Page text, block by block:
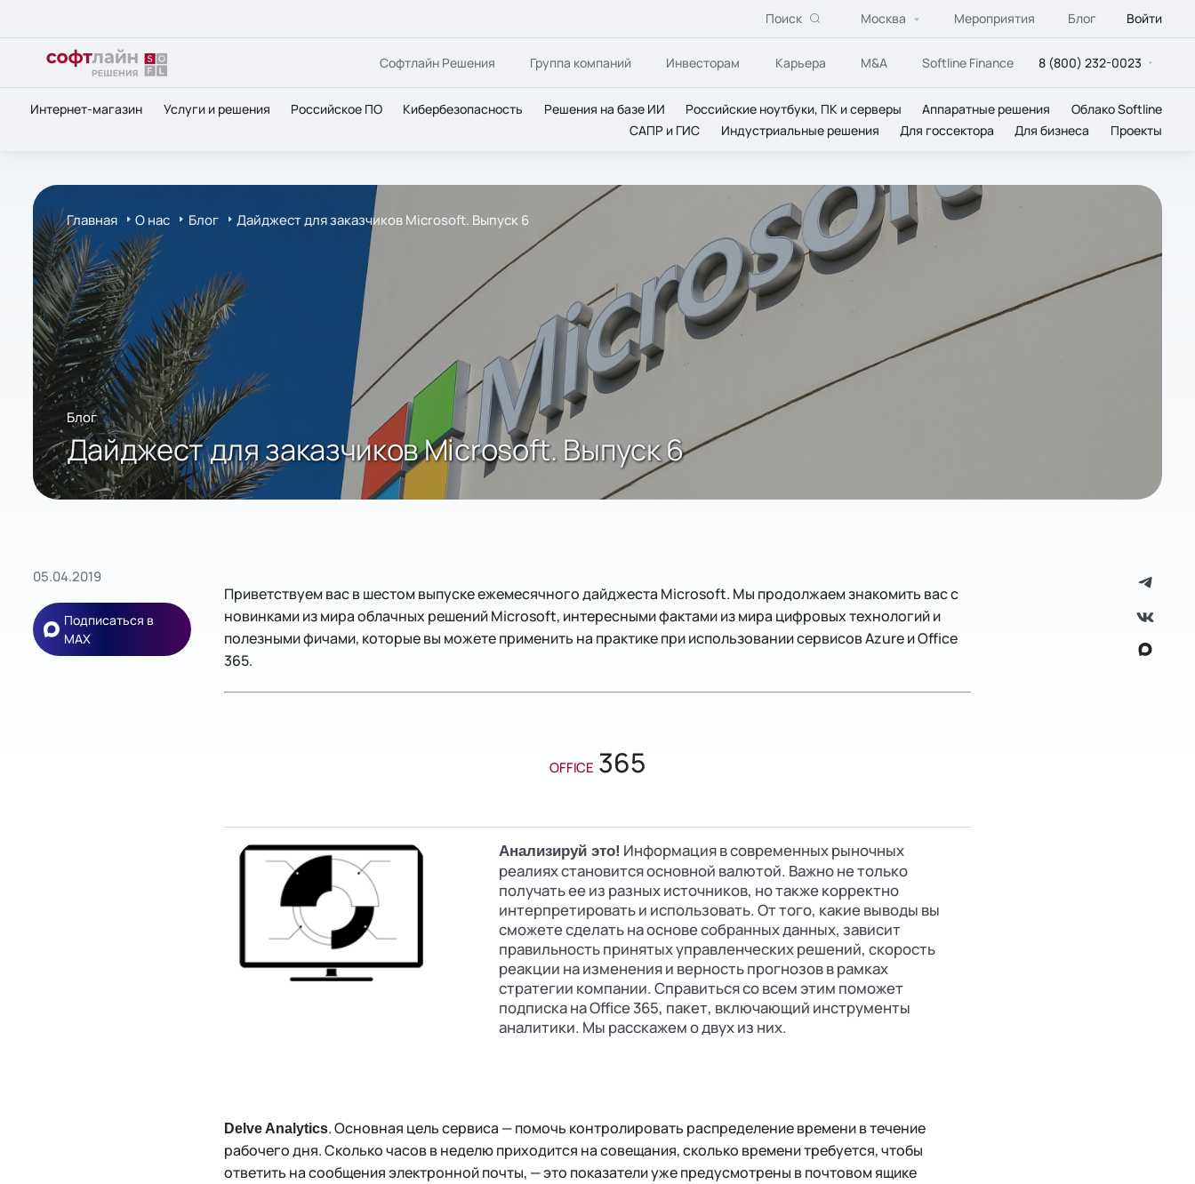
Поиск Москва Мероприятия Блог Войти
Софтлайн Решения Группа компаний Инвесторам Карьера M&A Softline Finance 8 (800) 232-0023
Интернет-магазин Услуги и решения Российское ПО Кибербезопасность Решения на базе ИИ Российские ноутбуки, ПК и серверы Аппаратные решения
Облако Softline
САПР и ГИС
Индустриальные решения Для госсектора Для бизнеса Проекты
Главная О нас Блог Дайджест для заказчиков Microsoft. Выпуск 6
Блог
Дайджест для заказчиков Microsoft. Выпуск 6
05.04.2019
Подписаться в
MAX
Приветствуем вас в шестом выпуске ежемесячного дайджеста Microsoft. Мы продолжаем знакомить вас с
новинками из мира облачных решений Microsoft, интересными фактами из мира цифровых технологий и
полезными фичами, которые вы можете применить на практике при использовании сервисов Azure и Office
365.
OFFICE 365
Анализируй это! Информация в современных рыночных
реалиях становится основной валютой. Важно не только
получать ее из разных источников, но также корректно
интерпретировать и использовать. От того, какие выводы вы
сможете сделать на основе собранных данных, зависит
правильность принятых управленческих решений, скорость
реакции на изменения и верность прогнозов в рамках
стратегии компании. Справиться со всем этим поможет
подписка на Office 365, пакет, включающий инструменты
аналитики. Мы расскажем о двух из них.
Delve Analytics. Основная цель сервиса — помочь контролировать распределение времени в течение
рабочего дня. Сколько часов в неделю приходится на совещания, сколько времени требуется, чтобы
ответить на сообщения электронной почты, — это показатели уже предусмотрены в почтовом ящике